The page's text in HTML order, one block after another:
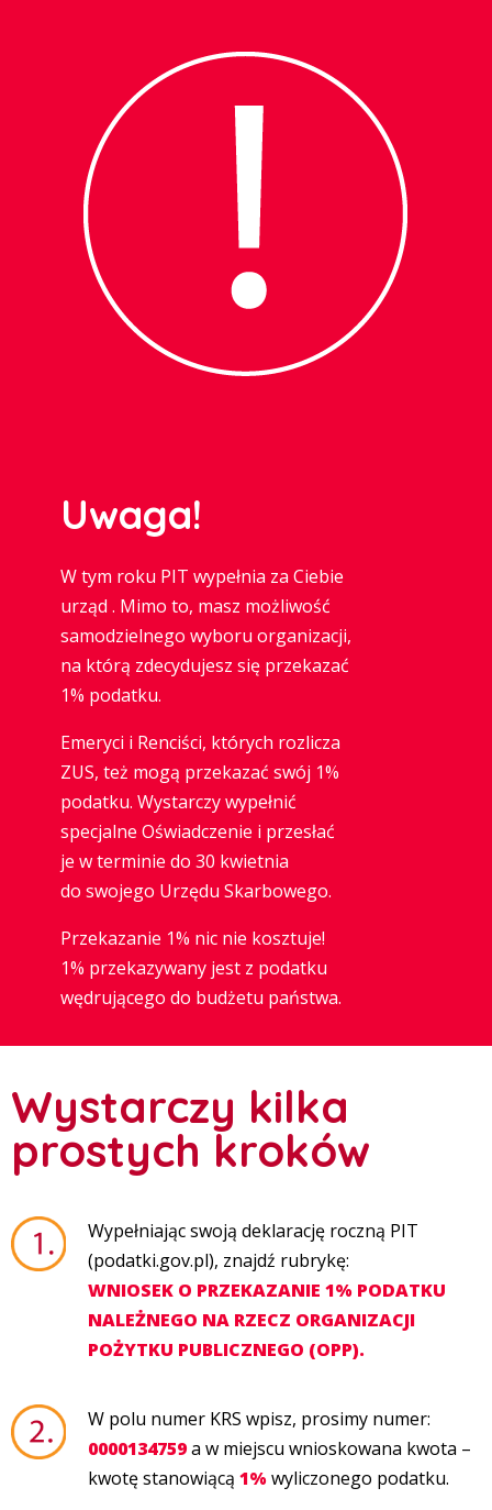
Uwaga!
W tym roku PIT wypełnia za Ciebie
urząd . Mimo to, masz możliwość
samodzielnego wyboru organizacji,
na którą zdecydujesz się przekazać
1% podatku.
Emeryci i Renciści, których rozlicza
ZUS, też mogą przekazać swój 1%
podatku. Wystarczy wypełnić
specjalne Oświadczenie i przesłać
je w terminie do 30 kwietnia
do swojego Urzędu Skarbowego.
Przekazanie 1% nic nie kosztuje!
1% przekazywany jest z podatku
wędrującego do budżetu państwa.
Wystarczy kilka
prostych kroków
Wypełniając swoją deklarację roczną PIT
(podatki.gov.pl), znajdź rubrykę:
WNIOSEK O PRZEKAZANIE 1% PODATKU
NALEŻNEGO NA RZECZ ORGANIZACJI
POŻYTKU PUBLICZNEGO (OPP).
W polu numer KRS wpisz, prosimy numer:
0000134759a w miejscu wnioskowana kwota –
kwotę stanowiącą 1%wyliczonego podatku.